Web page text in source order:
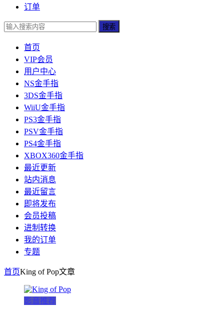
订单
搜索
首页
VIP会员
用户中心
NS金手指
3DS金手指
WiiU金手指
PS3金手指
PSV金手指
PS4金手指
XBOX360金手指
最近更新
站内消息
最近留言
即将发布
会员投稿
进制转换
我的订单
专题
首页King of Pop文章
影音推荐